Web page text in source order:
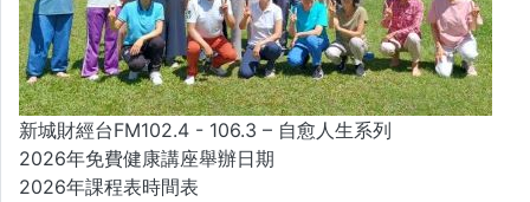
新城財經台FM102.4 - 106.3 – 自愈人生系列
2026年免費健康講座舉辦日期
2026年課程表時間表